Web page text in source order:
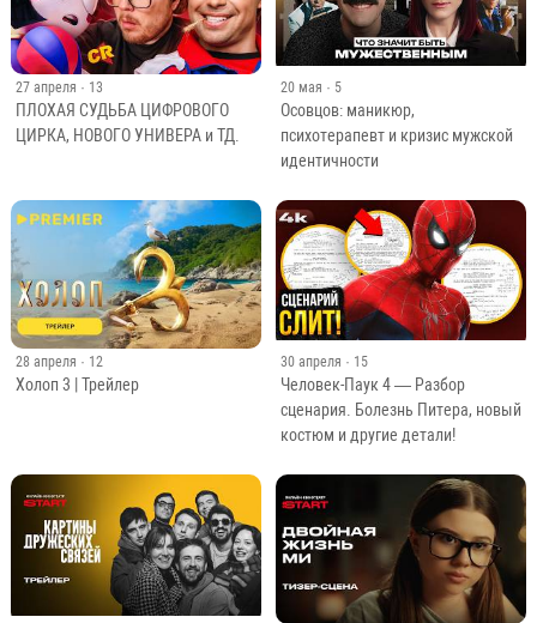
27 апреля · 13
ПЛОХАЯ СУДЬБА ЦИФРОВОГО
ЦИРКА, НОВОГО УНИВЕРА и ТД.
20 мая · 5
Осовцов: маникюр,
психотерапевт и кризис мужской
идентичности
28 апреля · 12
Холоп 3 | Трейлер
30 апреля · 15
Человек-Паук 4 — Разбор
сценария. Болезнь Питера, новый
костюм и другие детали!